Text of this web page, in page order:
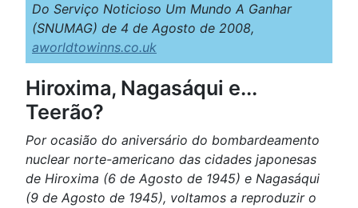
Do Serviço Noticioso Um Mundo A Ganhar
(SNUMAG) de 4 de Agosto de 2008,
aworldtowinns.co.uk
Hiroxima, Nagasáqui e...
Teerão?
Por ocasião do aniversário do bombardeamento
nuclear norte-americano das cidades japonesas
de Hiroxima (6 de Agosto de 1945) e Nagasáqui
(9 de Agosto de 1945), voltamos a reproduzir o